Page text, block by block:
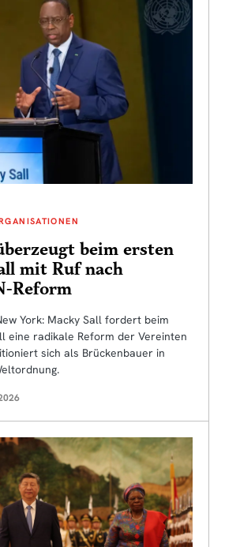
beim ersten
mit Ruf nach
Reform
York: Macky Sall fordert beim
eine radikale Reform der Vereinten
sich als Brückenbauer in